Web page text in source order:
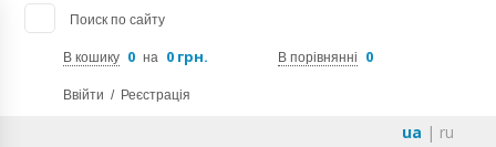
Поиск по сайту
В кошику 0 на 0 грн. В порівнянні 0
Ввійти / Реєстрація
ua | ru